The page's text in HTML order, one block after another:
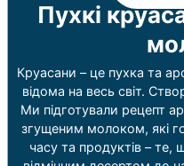
Пухкі
Круасани – це пухка та
відома на весь світ.
Ми підготували рецепт
згущеним молоком, які
часу та продуктів – те,